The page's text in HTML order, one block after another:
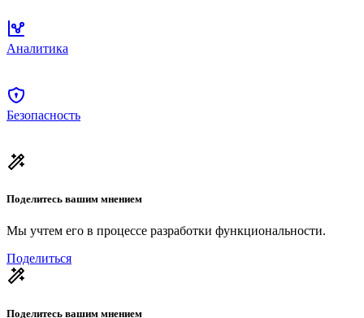
Аналитика
Безопасность
Поделитесь вашим мнением
Мы учтем его в процессе разработки функциональности.
Поделиться
Поделитесь вашим мнением